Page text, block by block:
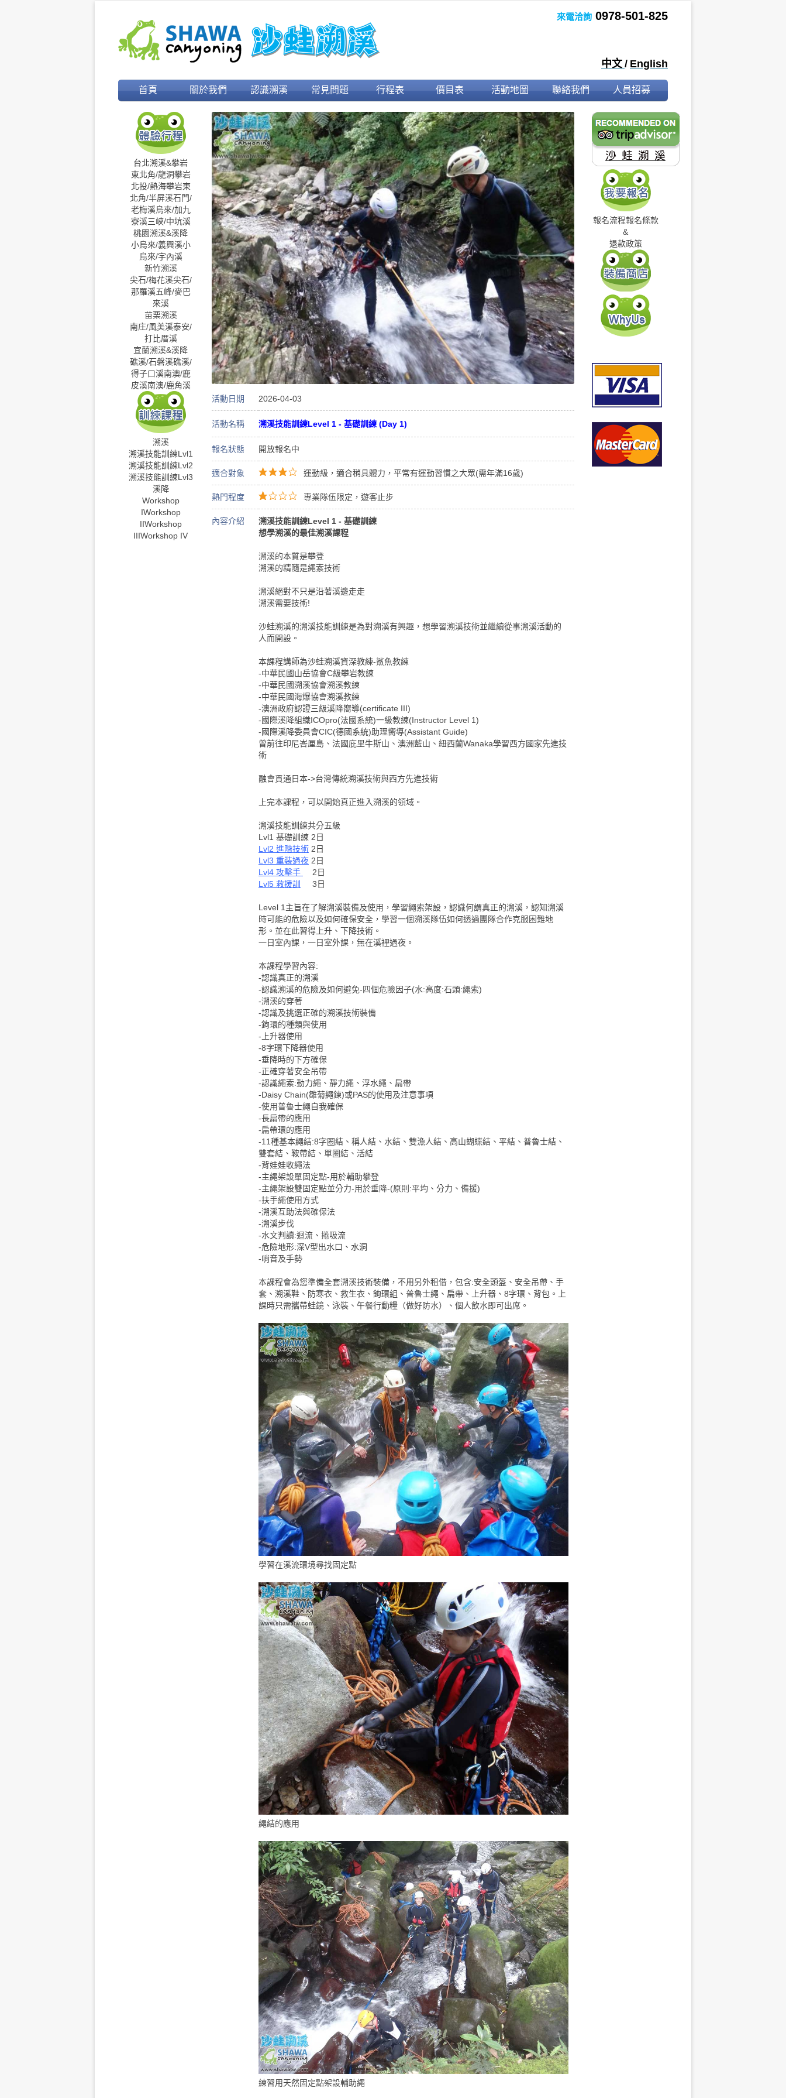
來電洽詢 0978-501-825
中文 / English
跳至內容
首頁 關於我們 認識溯溪 常見問題 行程表 價目表 活動地圖 聯絡我們 人員招募
台北溯溪&攀岩
東北角/龍洞攀岩
北投/熱海攀岩東
北角/半屏溪石門/
老梅溪 烏來/加九
寮溪三峽/中坑溪
桃園溯溪&溪降
小烏來/義興溪小
烏來/宇內溪
新竹溯溪
尖石/梅花溪尖石/
那羅溪五峰/麥巴
來溪
苗栗溯溪
南庄/風美溪泰安/
打比厝溪
宜蘭溯溪&溪降
礁溪/石磐溪礁溪/
得子口溪南澳/鹿
皮溪南澳/鹿角溪
溯溪
溯溪技能訓練Lvl1
溯溪技能訓練Lvl2
溯溪技能訓練Lvl3
溪降
Workshop
IWorkshop
IIWorkshop
IIIWorkshop IV
活動日期 2026-04-03
活動名稱 溯溪技能訓練Level 1 - 基礎訓練 (Day 1)
報名狀態 開放報名中
適合對象 運動級，適合稍具體力，平常有運動習慣之大眾(需年滿16歲)
熱門程度 專業隊伍限定，遊客止步
內容介紹
溯溪技能訓練Level 1 - 基礎訓練
想學溯溪的最佳溯溪課程
溯溪的本質是攀登
溯溪的精隨是繩索技術
溯溪絕對不只是沿著溪邊走走
溯溪需要技術!
沙蛙溯溪的溯溪技能訓練是為對溯溪有興趣，想學習溯溪技術並繼續從事溯溪活動的
人而開設。
本課程講師為沙蛙溯溪資深教練-鯊魚教練
-中華民國山岳協會C級攀岩教練
-中華民國溯溪協會溯溪教練
-中華民國海爆協會溯溪教練
-澳洲政府認證三級溪降嚮導(certificate III)
-國際溪降組織ICOpro(法國系統)一級教練(Instructor Level 1)
-國際溪降委員會CIC(德國系統)助理嚮導(Assistant Guide)
曾前往印尼峇厘島、法國庇里牛斯山、澳洲藍山、紐西蘭Wanaka學習西方國家先進技
術
融會貫通日本->台灣傳統溯溪技術與西方先進技術
上完本課程，可以開始真正進入溯溪的領域。
溯溪技能訓練共分五級
Lvl1 基礎訓練 2日
Lvl2 進階技術 2日
Lvl3 重裝過夜 2日
Lvl4 攻擊手
2日
Lvl5 救援訓
3日
Level 1主旨在了解溯溪裝備及使用，學習繩索架設，認識何謂真正的溯溪，認知溯溪
時可能的危險以及如何確保安全，學習一個溯溪隊伍如何透過團隊合作克服困難地
形。並在此習得上升、下降技術。
一日室內課，一日室外課，無在溪裡過夜。
本課程學習內容:
-認識真正的溯溪
-認識溯溪的危險及如何避免-四個危險因子(水:高度:石頭:繩索)
-溯溪的穿著
-認識及挑選正確的溯溪技術裝備
-鉤環的種類與使用
-上升器使用
-8字環下降器使用
-垂降時的下方確保
-正確穿著安全吊帶
-認識繩索:動力繩、靜力繩、浮水繩、扁帶
-Daisy Chain(雛菊繩鍊)或PAS的使用及注意事項
-使用普魯士繩自我確保
-長扁帶的應用
-扁帶環的應用
-11種基本繩結:8字圈結、稱人結、水結、雙漁人結、高山蝴蝶結、平結、普魯士結、
雙套結、鞍帶結、單圈結、活結
-背娃娃收繩法
-主繩架設單固定點-用於輔助攀登
-主繩架設雙固定點並分力-用於垂降-(原則:平均、分力、備援)
-扶手繩使用方式
-溯溪互助法與確保法
-溯溪步伐
-水文判讀:迴流、捲吸流
-危險地形:深V型出水口、水洞
-哨音及手勢
本課程會為您準備全套溯溪技術裝備，不用另外租借，包含:安全頭盔、安全吊帶、手
套、溯溪鞋、防寒衣、救生衣、鉤環組、普魯士繩、扁帶、上升器、8字環、背包。上
課時只需攜帶蛙鏡、泳裝、午餐行動糧（做好防水）、個人飲水即可出席。
學習在溪流環境尋找固定點
繩結的應用
練習用天然固定點架設輔助繩
報名流程報名條款
&
退款政策